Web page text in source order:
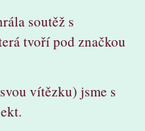
soutěž s
tvoří pod značkou
vítězku) jsme s